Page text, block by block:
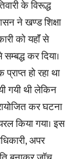
के विरूद्ध
ने खण्ड शिक्षा
को यहाॅं से
कर दिया।
हो रहा था
गयी थी लेकिन
कर घटना
किया गया। इस
अपर